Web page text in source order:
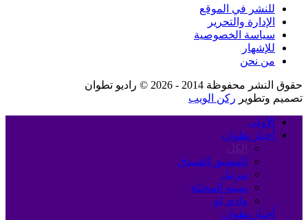
للنشر في الموقع
الإدارة والتحرير
سياسة الخصوصية
للإشهار
من نحن
حقوق النشر محفوظة 2014 - 2026 © راديو تطوان
تصميم وتطوير ركن الويب
الأولى
أخبار تطوان
الكل
المضيق الفنيدق
مرتيل
سبته المحتلة
وادي لو
أخبار تطوان